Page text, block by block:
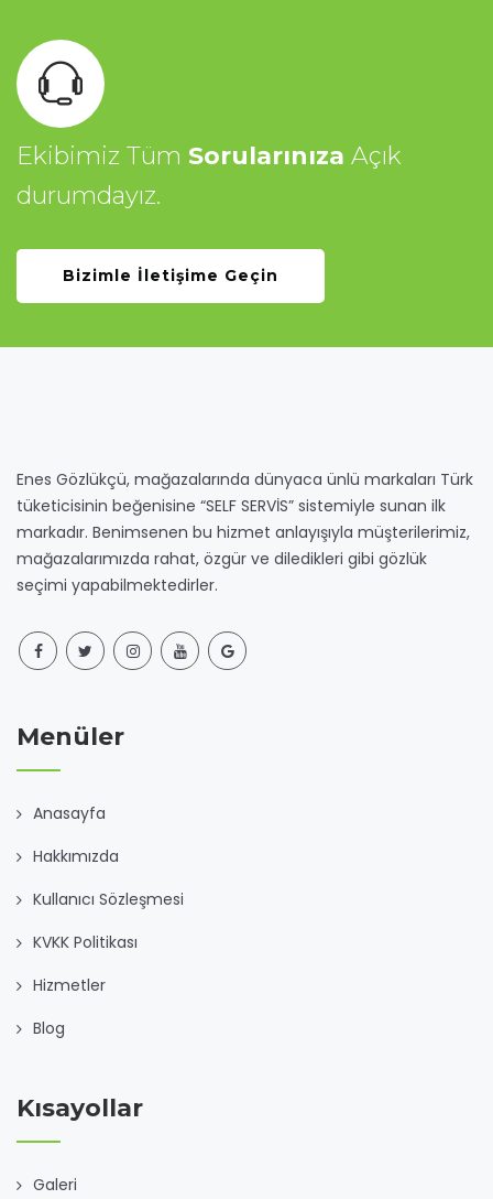
Ekibimiz Tüm Sorularınıza Açık
durumdayız.
Bizimle İletişime Geçin
Enes Gözlükçü, mağazalarında dünyaca ünlü markaları Türk
tüketicisinin beğenisine “SELF SERVİS” sistemiyle sunan ilk
markadır. Benimsenen bu hizmet anlayışıyla müşterilerimiz,
mağazalarımızda rahat, özgür ve diledikleri gibi gözlük
seçimi yapabilmektedirler.
Menüler
Anasayfa
Hakkımızda
Kullanıcı Sözleşmesi
KVKK Politikası
Hizmetler
Blog
Kısayollar
Galeri